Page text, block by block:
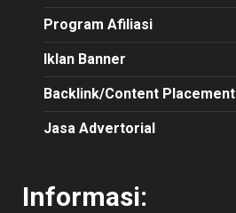
Program Afiliasi
Iklan Banner
Backlink/Content Placement
Jasa Advertorial
Informasi: